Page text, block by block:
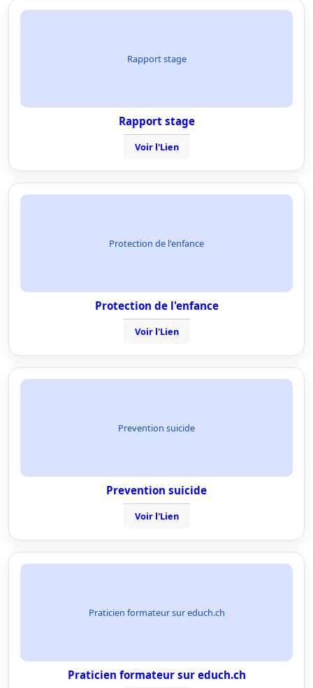
Rapport stage
Rapport stage
Voir l'Lien
Protection de l'enfance
Protection de l'enfance
Voir l'Lien
Prevention suicide
Prevention suicide
Voir l'Lien
Praticien formateur sur educh.ch
Praticien formateur sur educh.ch